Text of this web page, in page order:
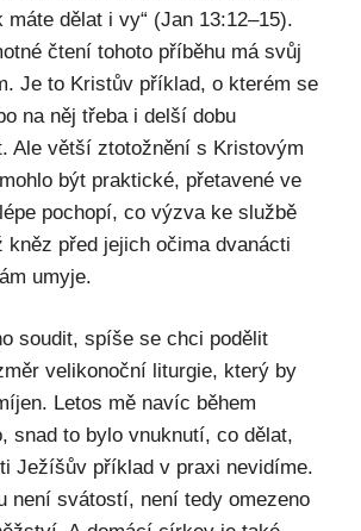
máte dělat i vy“ (Jan 13:12–15).
čtení tohoto příběhu má svůj
Je to Kristův příklad, o kterém se
na něj třeba i delší dobu
Ale větší ztotožnění s Kristovým
být praktické, přetavené ve
pochopí, co výzva ke službě
kněz před jejich očima dvanácti
umyje.
soudit, spíše se chci podělit
velikonoční liturgie, který by
Letos mě navíc během
snad to bylo vnuknutí, co dělat,
Ježíšův příklad v praxi nevidíme.
není svátostí, není tedy omezeno